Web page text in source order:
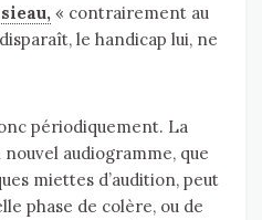
« contrairement au
le handicap lui, ne
périodiquement. La
nouvel audiogramme, que
miettes d’audition, peut
phase de colère, ou de